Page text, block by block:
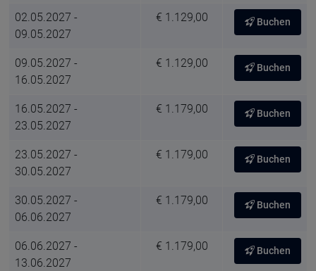
02.05.2027 -
09.05.2027
€ 1.129,00 Buchen
09.05.2027 -
16.05.2027
€ 1.129,00 Buchen
16.05.2027 -
23.05.2027
€ 1.179,00 Buchen
23.05.2027 -
30.05.2027
€ 1.179,00 Buchen
30.05.2027 -
06.06.2027
€ 1.179,00 Buchen
06.06.2027 -
13.06.2027
€ 1.179,00 Buchen